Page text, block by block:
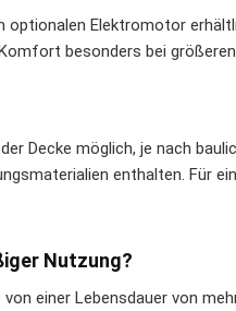
Elektromotor
besonders bei
Decke möglich, je nach
enthalten. Für
Nutzung?
einer Lebensdauer von